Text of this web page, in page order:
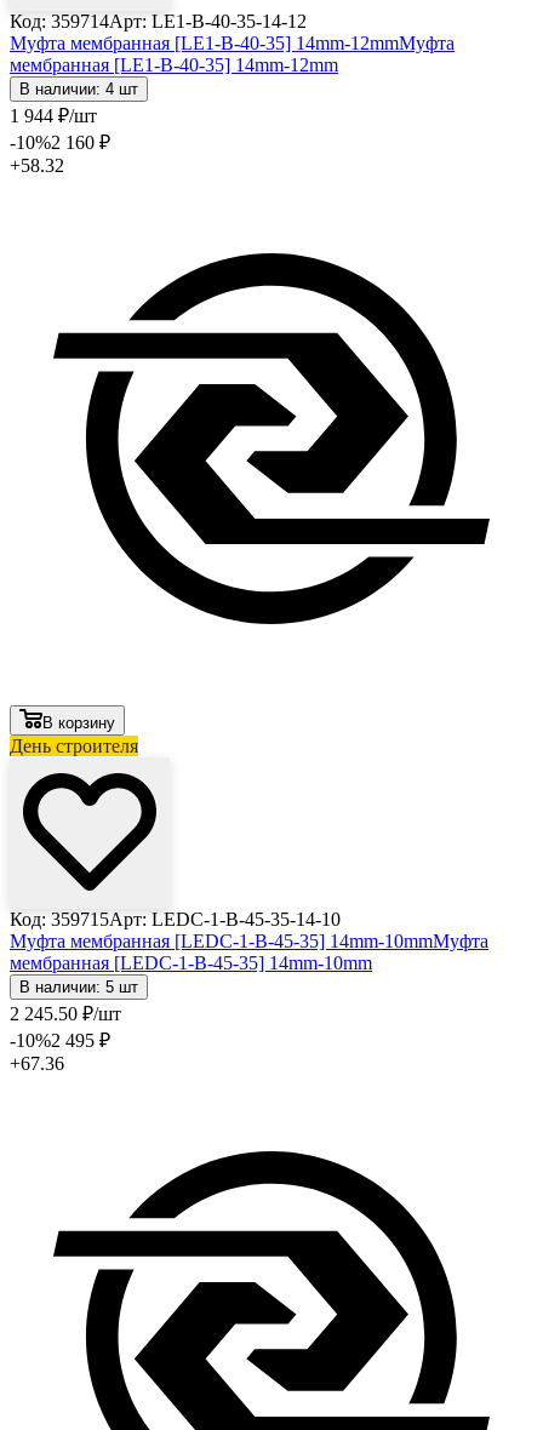
Код: 359714Арт: LE1-B-40-35-14-12
Муфта мембранная [LE1-B-40-35] 14mm-12mmМуфта
мембранная [LE1-B-40-35] 14mm-12mm
В наличии: 4 шт
1 944 ₽/шт
-10%2 160 ₽
+58.32
В корзину
День строителя
Код: 359715Арт: LEDC-1-B-45-35-14-10
Муфта мембранная [LEDC-1-B-45-35] 14mm-10mmМуфта
мембранная [LEDC-1-B-45-35] 14mm-10mm
В наличии: 5 шт
2 245.50 ₽/шт
-10%2 495 ₽
+67.36